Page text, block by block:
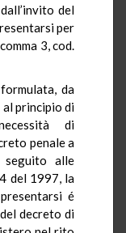
del
per
3, cod.
da
principio di
di
penale a
seguito alle
del 1997, la
é
decreto di